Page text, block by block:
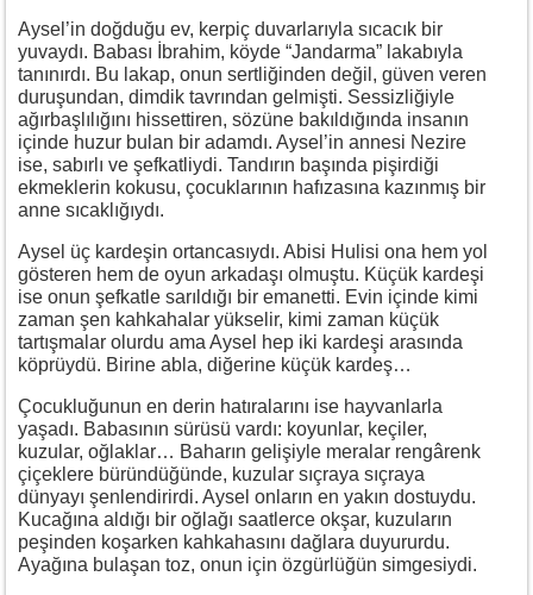
Aysel’in doğduğu ev, kerpiç duvarlarıyla sıcacık bir
yuvaydı. Babası İbrahim, köyde “Jandarma” lakabıyla
tanınırdı. Bu lakap, onun sertliğinden değil, güven veren
duruşundan, dimdik tavrından gelmişti. Sessizliğiyle
ağırbaşlılığını hissettiren, sözüne bakıldığında insanın
içinde huzur bulan bir adamdı. Aysel’in annesi Nezire
ise, sabırlı ve şefkatliydi. Tandırın başında pişirdiği
ekmeklerin kokusu, çocuklarının hafızasına kazınmış bir
anne sıcaklığıydı.
Aysel üç kardeşin ortancasıydı. Abisi Hulisi ona hem yol
gösteren hem de oyun arkadaşı olmuştu. Küçük kardeşi
ise onun şefkatle sarıldığı bir emanetti. Evin içinde kimi
zaman şen kahkahalar yükselir, kimi zaman küçük
tartışmalar olurdu ama Aysel hep iki kardeşi arasında
köprüydü. Birine abla, diğerine küçük kardeş…
Çocukluğunun en derin hatıralarını ise hayvanlarla
yaşadı. Babasının sürüsü vardı: koyunlar, keçiler,
kuzular, oğlaklar… Baharın gelişiyle meralar rengârenk
çiçeklere büründüğünde, kuzular sıçraya sıçraya
dünyayı şenlendirirdi. Aysel onların en yakın dostuydu.
Kucağına aldığı bir oğlağı saatlerce okşar, kuzuların
peşinden koşarken kahkahasını dağlara duyururdu.
Ayağına bulaşan toz, onun için özgürlüğün simgesiydi.